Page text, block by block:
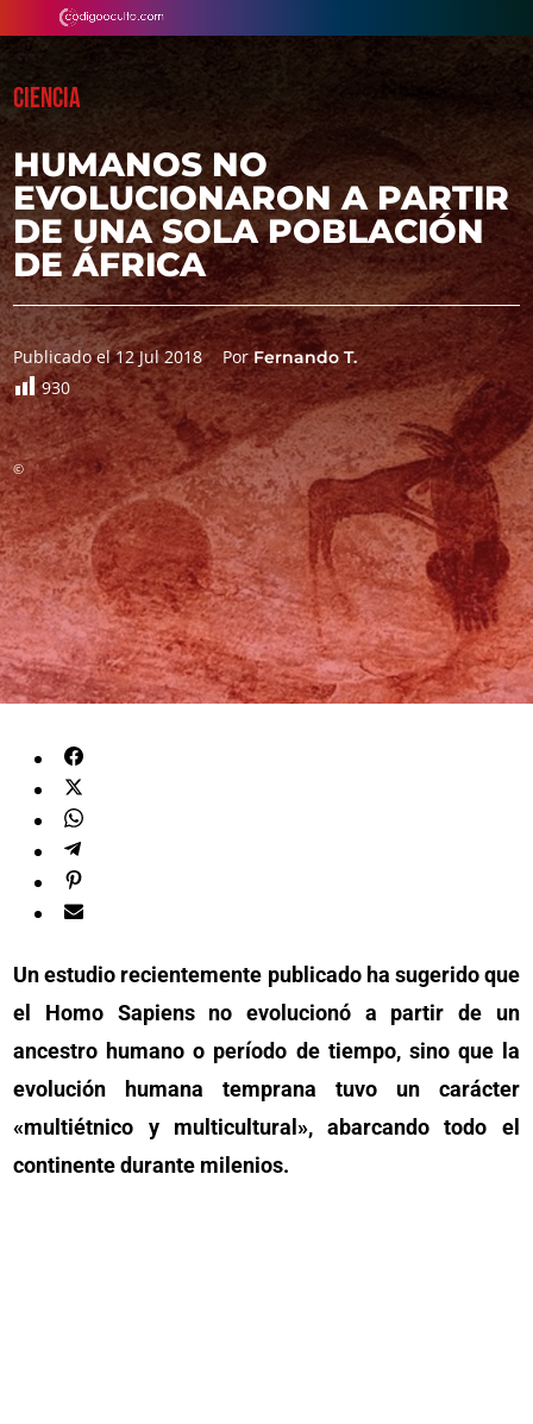
CIENCIA
HUMANOS NO
EVOLUCIONARON A PARTIR
DE UNA SOLA POBLACIÓN
DE ÁFRICA
Publicado el 12 Jul 2018 PorFernando T.
930
©
Un estudio recientemente publicado ha sugerido que
el Homo Sapiens no evolucionó a partir de un
ancestro humano o período de tiempo, sino que la
evolución humana temprana tuvo un carácter
«multiétnico y multicultural», abarcando todo el
continente durante milenios.